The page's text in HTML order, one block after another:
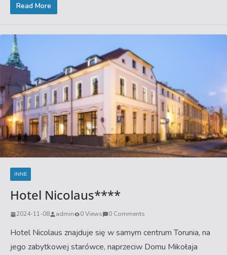
Read More
INNE
Hotel Nicolaus****
2024-11-08 admin 0 Views 0 Comments
Hotel Nicolaus znajduje się w samym centrum Torunia, na
jego zabytkowej starówce, naprzeciw Domu Mikołaja